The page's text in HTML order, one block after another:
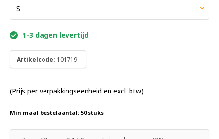
1-3 dagen levertijd
Artikelcode: 101719
(Prijs per verpakkingseenheid en excl. btw)
Minimaal bestelaantal: 50 stuks